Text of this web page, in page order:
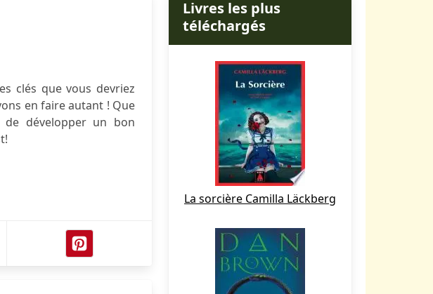
clés que vous devriez
en faire autant ! Que
développer un bon
Livres les plus
téléchargés
La sorcière Camilla Läckberg